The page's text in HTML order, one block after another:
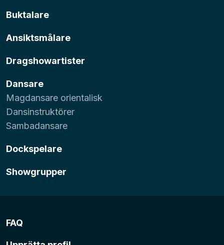
Buktalare
Ansiktsmålare
Dragshowartister
Dansare
Magdansare orientalisk
Dansinstruktörer
Sambadansare
Dockspelare
Showgrupper
FAQ